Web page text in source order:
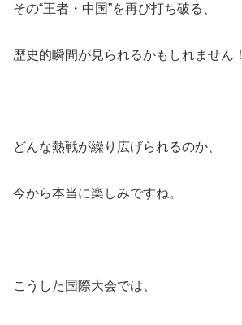
その“王者・中国”を再び打ち破る、
歴史的瞬間が見られるかもしれません！
どんな熱戦が繰り広げられるのか、
今から本当に楽しみですね。
こうした国際大会では、